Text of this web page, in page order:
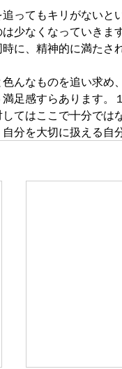
ってもキリがないと
少なくなっていき
に、精神的に満たさ
んなものを追い求め
足感すらあります
てはここで十分で
分を大切に扱える自